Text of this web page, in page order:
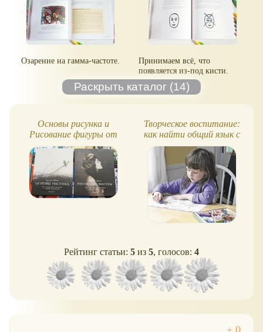
Озарение на гамма-частоте.
Принимаем всё, что
появляется из-под кисти.
Основы рисунка и
Рисование фигуры от
Джульетты Аристид:
смотрим книги!
Творческое воспитание:
как найти общий язык с
детьми
Рейтинг статьи: 5 из 5, голосов: 4